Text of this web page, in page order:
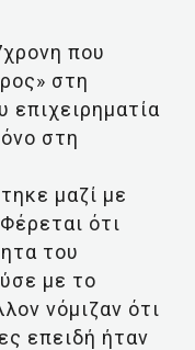
που
στη
επιχειρηματία
στη
μαζί με
ότι
του
με το
νόμιζαν ότι
επειδή ήταν